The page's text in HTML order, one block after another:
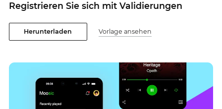
Registrieren Sie sich mit Validierungen
Herunterladen Vorlage ansehen